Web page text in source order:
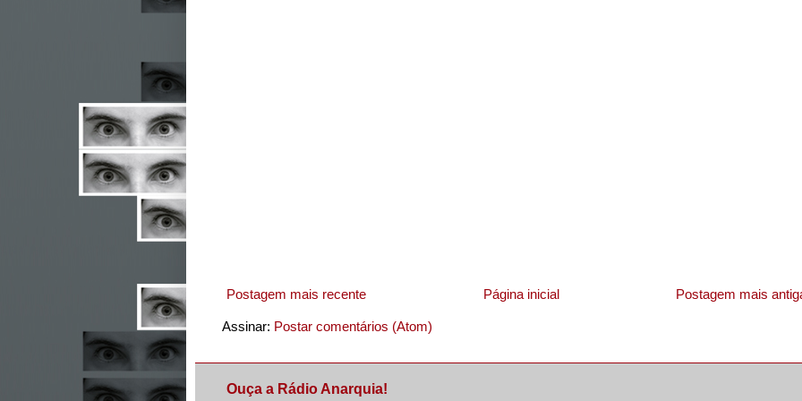
Postagem mais recente Postagem mais
Página inicial
Assinar: Postar comentários (Atom)
Ouça a Rádio Anarquia!